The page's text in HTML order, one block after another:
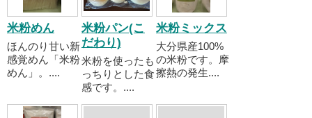
米粉めん
ほんのり甘い新
感覚めん「米粉
めん」。....
米粉パン(こ
だわり)
米粉を使ったも
っちりとした食
感です。....
米粉ミックス
大分県産100%
の米粉です。摩
擦熱の発生....